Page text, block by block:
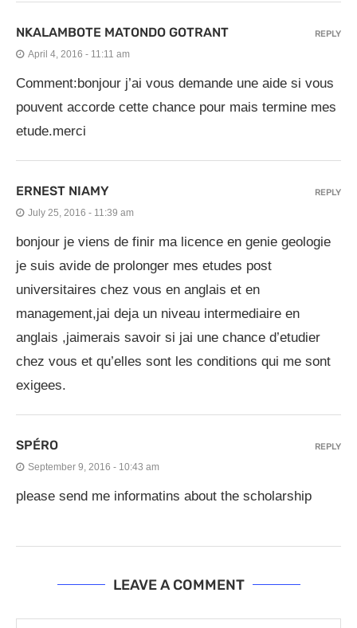
NKALAMBOTE MATONDO GOTRANT
April 4, 2016 - 11:11 am
Comment:bonjour j’ai vous demande une aide si vous
pouvent accorde cette chance pour mais termine mes
etude.merci
REPLY
ERNEST NIAMY
July 25, 2016 - 11:39 am
bonjour je viens de finir ma licence en genie geologie
je suis avide de prolonger mes etudes post
universitaires chez vous en anglais et en
management,jai deja un niveau intermediaire en
anglais ,jaimerais savoir si jai une chance d’etudier
chez vous et qu’elles sont les conditions qui me sont
exigees.
REPLY
SPÉRO
September 9, 2016 - 10:43 am
please send me informatins about the scholarship
REPLY
LEAVE A COMMENT